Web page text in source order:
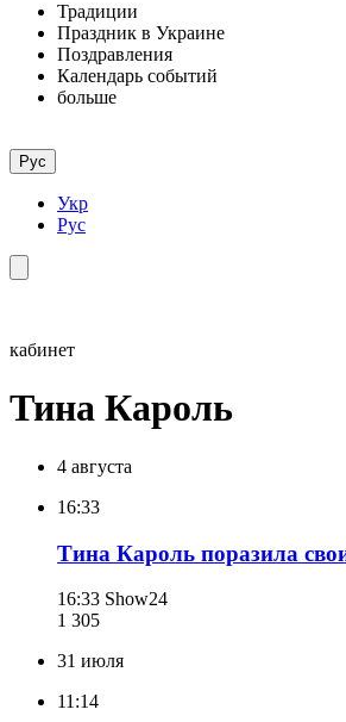
Традиции
Праздник в Украине
Поздравления
Календарь событий
больше
Рус
Укр
Рус
кабинет
Тина Кароль
4 августа
16:33
Тина Кароль поразила
16:33 Show24
1 305
31 июля
11:14